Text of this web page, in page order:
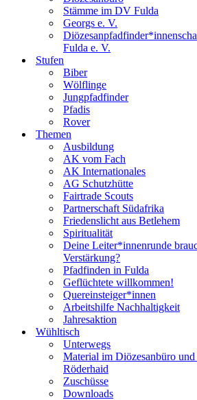
Stämme im DV Fulda
Georgs e. V.
Fulda e. V.
Stufen
Biber
Wölflinge
Jungpfadfinder
Pfadis
Rover
Themen
Ausbildung
AK vom Fach
AK Internationales
AG Schutzhütte
Fairtrade Scouts
Partnerschaft Südafrika
Friedenslicht aus Betlehem
Spiritualität
Deine Leiter*innenrunde
Verstärkung?
Pfadfinden in Fulda
Geflüchtete willkommen!
Quereinsteiger*innen
Arbeitshilfe Nachhaltigkeit
Jahresaktion
Wühltisch
Unterwegs
Material im Diözesanbüro und
Röderhaid
Zuschüsse
Downloads